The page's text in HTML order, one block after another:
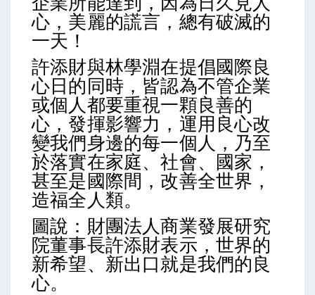
心，美麗的謊言，總有破滅的
一天！
許添財與林學淵在提倡國際良
心日的同時，皆認為不管企業
或個人都要重視一顆良善的
心，發揮影響力，運用良心改
變我們身邊的每一個人，乃至
於落實在家庭、社會、國家，
甚至是國際間，改善全世界，
造福全人類。
圖說：財團法人商業發展研究
院董事長許添財表示，世界的
新希望、新出口就是我們的良
心。